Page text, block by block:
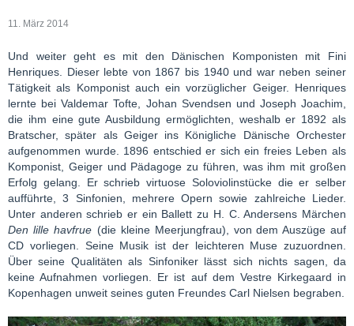
11. März 2014
Und weiter geht es mit den Dänischen Komponisten mit Fini
Henriques. Dieser lebte von 1867 bis 1940 und war neben seiner
Tätigkeit als Komponist auch ein vorzüglicher Geiger. Henriques
lernte bei Valdemar Tofte, Johan Svendsen und Joseph Joachim,
die ihm eine gute Ausbildung ermöglichten, weshalb er 1892 als
Bratscher, später als Geiger ins Königliche Dänische Orchester
aufgenommen wurde. 1896 entschied er sich ein freies Leben als
Komponist, Geiger und Pädagoge zu führen, was ihm mit großen
Erfolg gelang. Er schrieb virtuose Soloviolinstücke die er selber
aufführte, 3 Sinfonien, mehrere Opern sowie zahlreiche Lieder.
Unter anderen schrieb er ein Ballett zu H. C. Andersens Märchen
Den lille havfrue (die kleine Meerjungfrau), von dem Auszüge auf
CD vorliegen. Seine Musik ist der leichteren Muse zuzuordnen.
Über seine Qualitäten als Sinfoniker lässt sich nichts sagen, da
keine Aufnahmen vorliegen. Er ist auf dem Vestre Kirkegaard in
Kopenhagen unweit seines guten Freundes Carl Nielsen begraben.